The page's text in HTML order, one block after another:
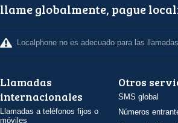
llame globalmente, pague
Localphone no es adecuado para las
Llamadas
internacionales
Llamadas a teléfonos fijos o
móviles
Otros
SMS global
Números